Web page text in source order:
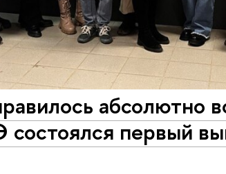
абсолютно
первый